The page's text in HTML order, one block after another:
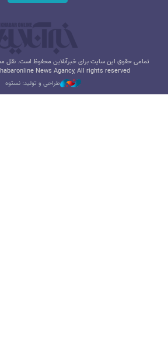
تمامی حقوق این سایت برای خبرآنلاین محفوظ است. نقل
News Agancy, All rights reserved
طراحی و تولید: نستوه